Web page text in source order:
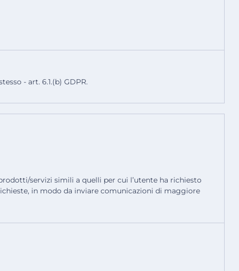
- art. 6.1.(b) GDPR.
servizi simili a quelli per cui l’utente ha richiesto
in modo da inviare comunicazioni di maggiore